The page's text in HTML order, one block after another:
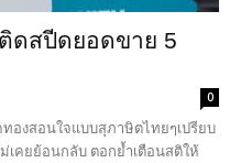
ดสปีดยอดขาย 5
0
องสอนใจแบบสุภาษิตไทยๆเปรียบ
เคยย้อนกลับ ตอกย้ำเตือนสติให้